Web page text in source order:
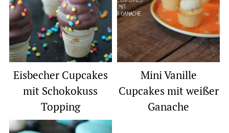
Eisbecher Cupcakes
mit Schokokuss
Topping
Mini Vanille
Cupcakes mit weißer
Ganache